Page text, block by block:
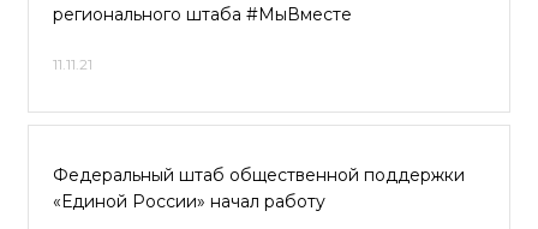
регионального штаба #МыВместе
11.11.21
Федеральный штаб общественной поддержки
«Единой России» начал работу